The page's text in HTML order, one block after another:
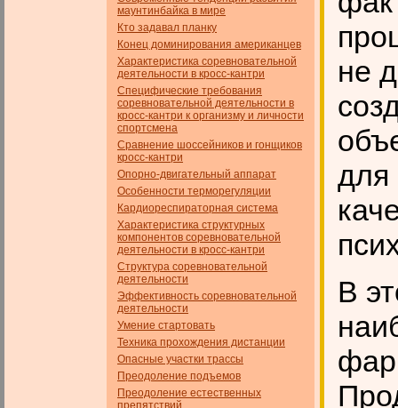
маунтинбайка в мире
Кто задавал планку
Конец доминирования американцев
Характеристика соревновательной
деятельности в кросс-кантри
Специфические требования
соревновательной деятельности в
кросс-кантри к организму и личности
спортсмена
Сравнение шоссейников и гонщиков
кросс-кантри
Опорно-двигательный аппарат
Особенности терморегуляции
Кардиореспираторная система
Характеристика структурных
компонентов соревновательной
деятельности в кросс-кантри
Структура соревновательной
деятельности
Эффективность соревновательной
деятельности
Умение стартовать
Техника прохождения дистанции
Опасные участки трассы
Преодоление подъемов
Преодоление естественных
препятствий
не
для
В